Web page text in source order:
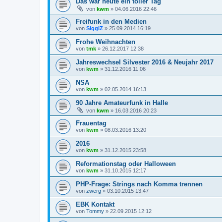
von kwm » 04.06.2016 22:46
Freifunk in den Medien
von SiggiZ » 25.09.2014 16:19
Frohe Weihnachten
von tmk » 26.12.2017 12:38
Jahreswechsel Silvester 2016 & Neujahr 2017
von kwm » 31.12.2016 11:06
NSA
von kwm » 02.05.2014 16:13
90 Jahre Amateurfunk in Halle
von kwm » 16.03.2016 20:23
Frauentag
von kwm » 08.03.2016 13:20
2016
von kwm » 31.12.2015 23:58
Reformationstag oder Halloween
von kwm » 31.10.2015 12:17
PHP-Frage: Strings nach Komma trennen
von zwerg » 03.10.2015 13:47
EBK Kontakt
von Tommy » 22.09.2015 12:12